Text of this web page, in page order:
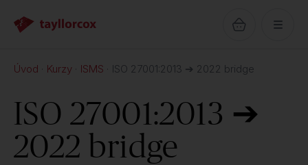
Úvod Kurzy ISMS ISO 27001:2013 ➔ 2022 bridge
ISO 27001:2013 ➔
2022 bridge